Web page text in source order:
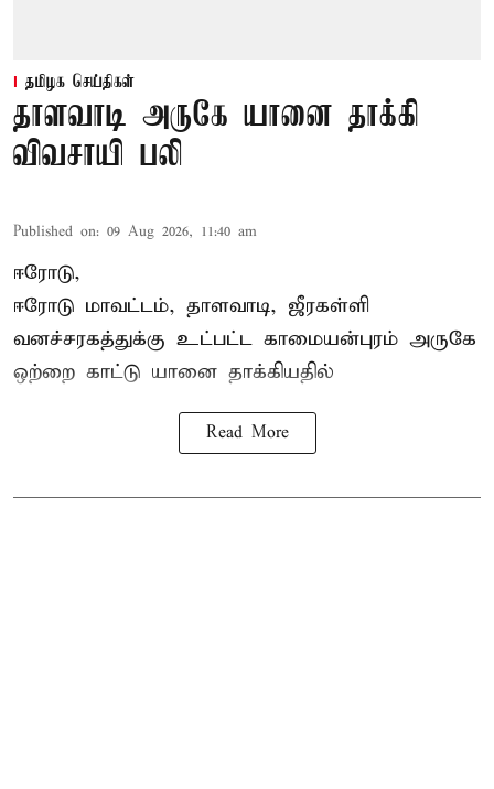
தமிழக செய்திகள்
தாளவாடி அருகே யானை தாக்கி
விவசாயி பலி
Published on: 09 Aug 2026, 11:40 am
ஈரோடு,
ஈரோடு மாவட்டம், தாளவாடி, ஜீரகள்ளி
வனச்சரகத்துக்கு உட்பட்ட காமையன்புரம் அருகே
ஒற்றை காட்டு யானை தாக்கியதில்
Read More